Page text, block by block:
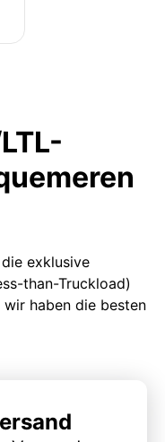
exklusive
than-Truckload)
haben die besten